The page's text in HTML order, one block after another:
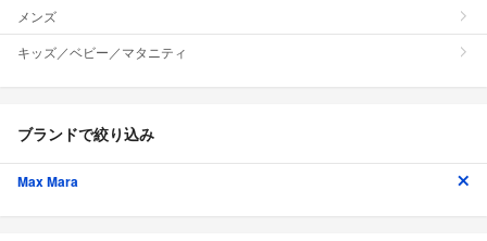
メンズ
キッズ／ベビー／マタニティ
ブランドで絞り込み
Max Mara